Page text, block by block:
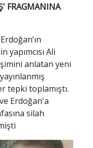
FRAGMANINA
yapımcısı Ali
anlatan yeni
toplamıştı.
Erdoğan'a
silah